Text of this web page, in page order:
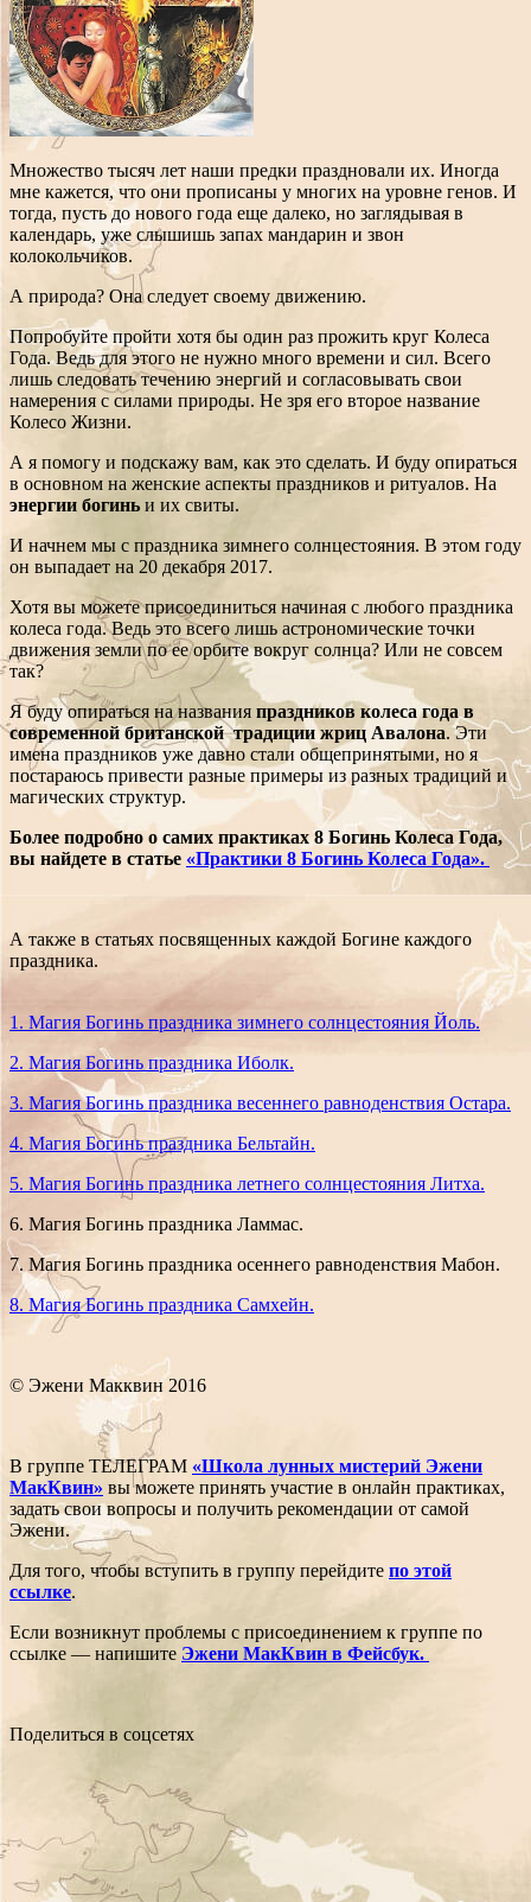
Множество тысяч лет наши предки праздновали их. Иногда
мне кажется, что они прописаны у многих на уровне генов. И
тогда, пусть до нового года еще далеко, но заглядывая в
календарь, уже слышишь запах мандарин и звон
колокольчиков.
А природа? Она следует своему движению.
Попробуйте пройти хотя бы один раз прожить круг Колеса
Года. Ведь для этого не нужно много времени и сил. Всего
лишь следовать течению энергий и согласовывать свои
намерения с силами природы. Не зря его второе название
Колесо Жизни.
А я помогу и подскажу вам, как это сделать. И буду опираться
в основном на женские аспекты праздников и ритуалов. На
энергии богинь и их свиты.
И начнем мы с праздника зимнего солнцестояния. В этом году
он выпадает на 20 декабря 2017.
Хотя вы можете присоединиться начиная с любого праздника
колеса года. Ведь это всего лишь астрономические точки
движения земли по ее орбите вокруг солнца? Или не совсем
так?
Я буду опираться на названия праздников колеса года в
современной британской традиции жриц Авалона. Эти
имена праздников уже давно стали общепринятыми, но я
постараюсь привести разные примеры из разных традиций и
магических структур.
Более подробно о самих практиках 8 Богинь Колеса Года,
вы найдете в статье «Практики 8 Богинь Колеса Года».
А также в статьях посвященных каждой Богине каждого
праздника.
1. Магия Богинь праздника зимнего солнцестояния Йоль.
2. Магия Богинь праздника Иболк.
3. Магия Богинь праздника весеннего равноденствия Остара.
4. Магия Богинь праздника Бельтайн.
5. Магия Богинь праздника летнего солнцестояния Литха.
6. Магия Богинь праздника Ламмас.
7. Магия Богинь праздника осеннего равноденствия Мабон.
8. Магия Богинь праздника Самхейн.
© Эжени Макквин 2016
В группе ТЕЛЕГРАМ «Школа лунных мистерий Эжени
МакКвин» вы можете принять участие в онлайн практиках,
задать свои вопросы и получить рекомендации от самой
Эжени.
Для того, чтобы вступить в группу перейдите по этой
ссылке.
Если возникнут проблемы с присоединением к группе по
ссылке — напишите Эжени МакКвин в Фейсбук.
Поделиться в соцсетях